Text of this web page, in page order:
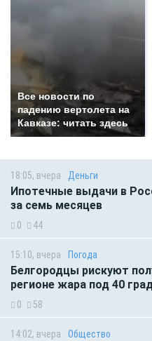
Все новости по
падению вертолета на
Кавказе: читать здесь
18:05, вчера Деньги
Ипотечные выдачи в
за семь месяцев
0 44
15:10, вчера Погода
Белгородцы рискуют
регионе жара под 40
0 58
14:02, вчера Общество